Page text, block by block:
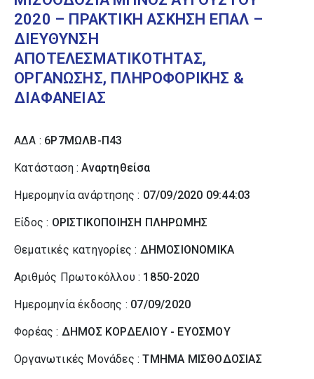
2020 – ΠΡΑΚΤΙΚΗ ΑΣΚΗΣΗ ΕΠΑΛ –
ΔΙΕΥΘΥΝΣΗ
ΑΠΟΤΕΛΕΣΜΑΤΙΚΟΤΗΤΑΣ,
ΟΡΓΑΝΩΣΗΣ, ΠΛΗΡΟΦΟΡΙΚΗΣ &
ΔΙΑΦΑΝΕΙΑΣ
ΑΔΑ : 6Ρ7ΜΩΛΒ-Π43
Κατάσταση :Αναρτηθείσα
Ημερομηνία ανάρτησης : 07/09/2020 09:44:03
Είδος : ΟΡΙΣΤΙΚΟΠΟΙΗΣΗ ΠΛΗΡΩΜΗΣ
Θεματικές κατηγορίες : ΔΗΜΟΣΙΟΝΟΜΙΚΑ
Αριθμός Πρωτοκόλλου : 1850-2020
Ημερομηνία έκδοσης : 07/09/2020
Φορέας : ΔΗΜΟΣ ΚΟΡΔΕΛΙΟΥ - ΕΥΟΣΜΟΥ
Οργανωτικές Μονάδες :ΤΜΗΜΑ ΜΙΣΘΟΔΟΣΙΑΣ